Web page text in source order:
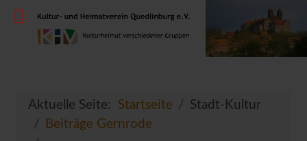
Aktuelle Seite: Startseite
Stadt-Kultur
Beiträge Gernrode